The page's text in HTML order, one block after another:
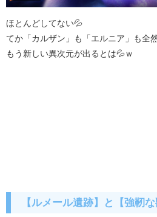
ほとんどしてない💦
てか「カルザン」も「エルニア」も全
もう新しい異次元が出るとは💦ｗ
【ルメール遺跡】と【強靭な